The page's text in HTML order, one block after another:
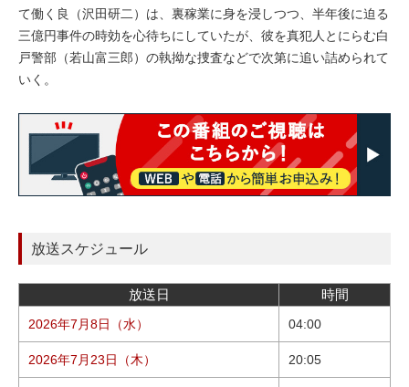
て働く良（沢田研二）は、裏稼業に身を浸しつつ、半年後に迫る
三億円事件の時効を心待ちにしていたが、彼を真犯人とにらむ白
戸警部（若山富三郎）の執拗な捜査などで次第に追い詰められて
いく。
放送スケジュール
放送日 時間
2026年7月8日（水） 04:00
2026年7月23日（木） 20:05